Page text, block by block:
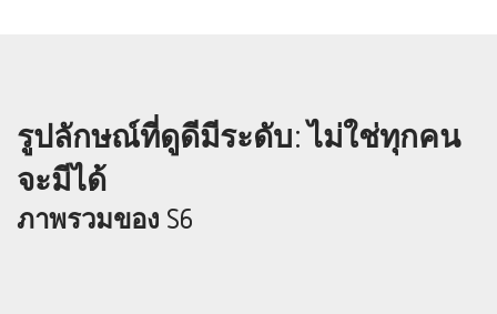
รูปลักษณ์ที่ดูดีมีระดับ: ไม่ใช่ทุกคน
จะมีได้
ภาพรวมของ S6